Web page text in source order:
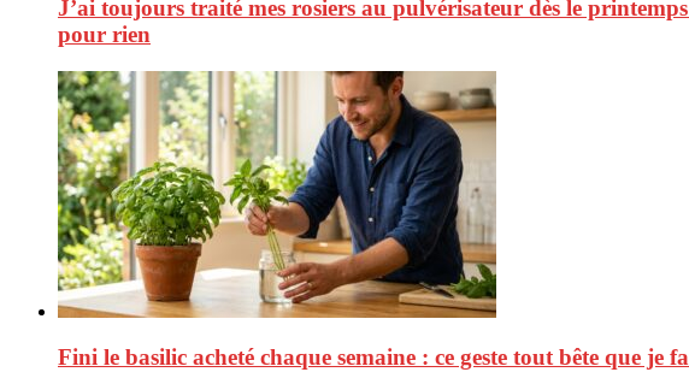
J’ai toujours traité mes rosiers au pulvérisateur dès le
pour rien
Fini le basilic acheté chaque semaine : ce geste tout bête que je